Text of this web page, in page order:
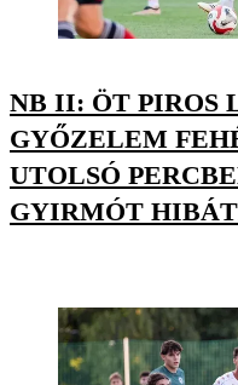
NB II: ÖT PIROS
GYŐZELEM
UTOLSÓ
GYIRMÓT